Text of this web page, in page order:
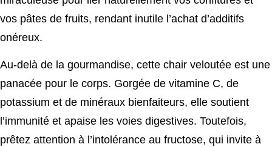
vos pâtes de fruits, rendant inutile l’achat d’additifs
onéreux.
Au-delà de la gourmandise, cette chair veloutée est une
panacée pour le corps. Gorgée de vitamine C, de
potassium et de minéraux bienfaiteurs, elle soutient
l’immunité et apaise les voies digestives. Toutefois,
prêtez attention à l’intolérance au fructose, qui invite à